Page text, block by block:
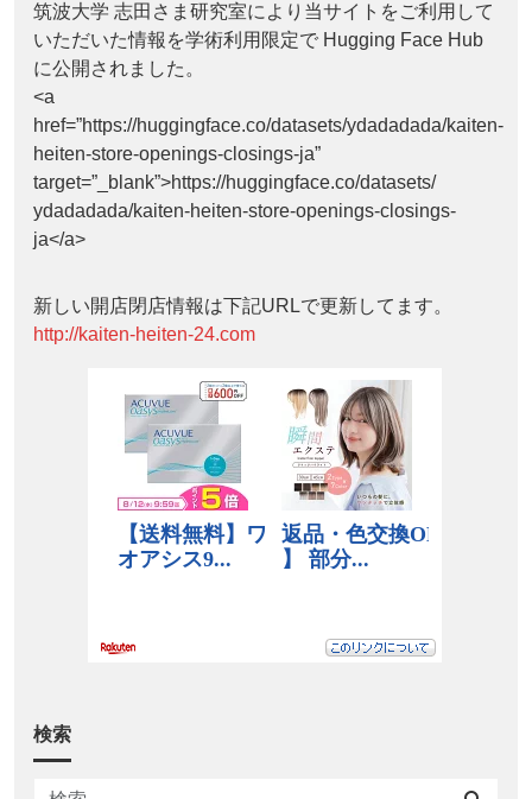
筑波大学 志田さま研究室により当サイトをご利用して
いただいた情報を学術利用限定で Hugging Face Hub
に公開されました。
<a
href=”https://huggingface.co/datasets/ydadadada/kaiten-
heiten-store-openings-closings-ja”
target=”_blank”>https://huggingface.co/datasets/
ydadadada/kaiten-heiten-store-openings-closings-
ja</a>
新しい開店閉店情報は下記URLで更新してます。
http://kaiten-heiten-24.com
検索